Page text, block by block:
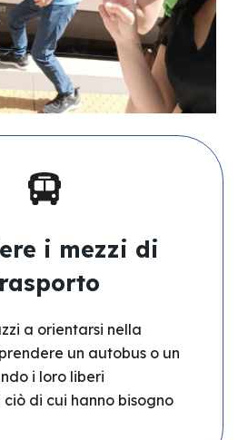
i mezzi di
a orientarsi nella
un autobus o un
i loro liberi
di cui hanno bisogno